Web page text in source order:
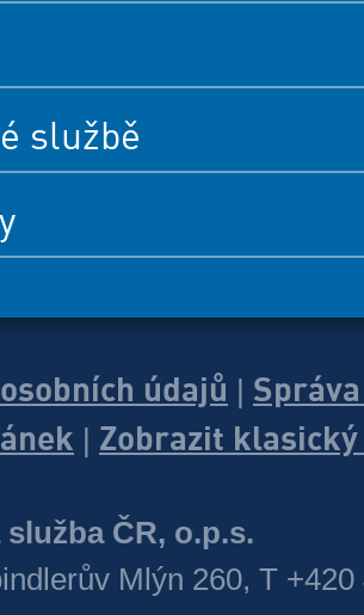
službě
údajů
Zobrazit
ČR, o.p.s.
Mlýn 260, T +420